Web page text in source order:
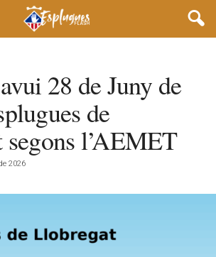
28 de Juny de
de
l’AEMET
2026